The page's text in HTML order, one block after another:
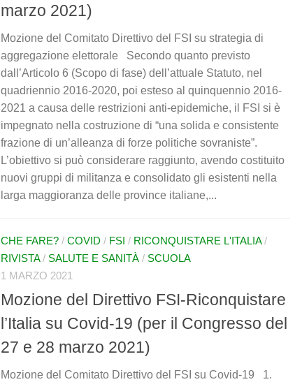
marzo 2021)
Mozione del Comitato Direttivo del FSI su strategia di
aggregazione elettorale Secondo quanto previsto
dall’Articolo 6 (Scopo di fase) dell’attuale Statuto, nel
quadriennio 2016-2020, poi esteso al quinquennio 2016-
2021 a causa delle restrizioni anti-epidemiche, il FSI si è
impegnato nella costruzione di “una solida e consistente
frazione di un’alleanza di forze politiche sovraniste”.
L’obiettivo si può considerare raggiunto, avendo costituito
nuovi gruppi di militanza e consolidato gli esistenti nella
larga maggioranza delle province italiane,...
CHE FARE? / COVID / FSI / RICONQUISTARE L'ITALIA/
RIVISTA/ SALUTE E SANITÀ / SCUOLA
1 MARZO 2021
Mozione del Direttivo FSI-Riconquistare
l’Italia su Covid-19 (per il Congresso del
27 e 28 marzo 2021)
Mozione del Comitato Direttivo del FSI su Covid-19 1.